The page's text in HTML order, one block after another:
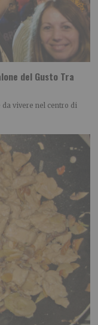
del Gusto Tra
vivere nel centro di